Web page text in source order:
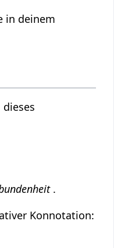
in deinem
dieses
.
Konnotation: